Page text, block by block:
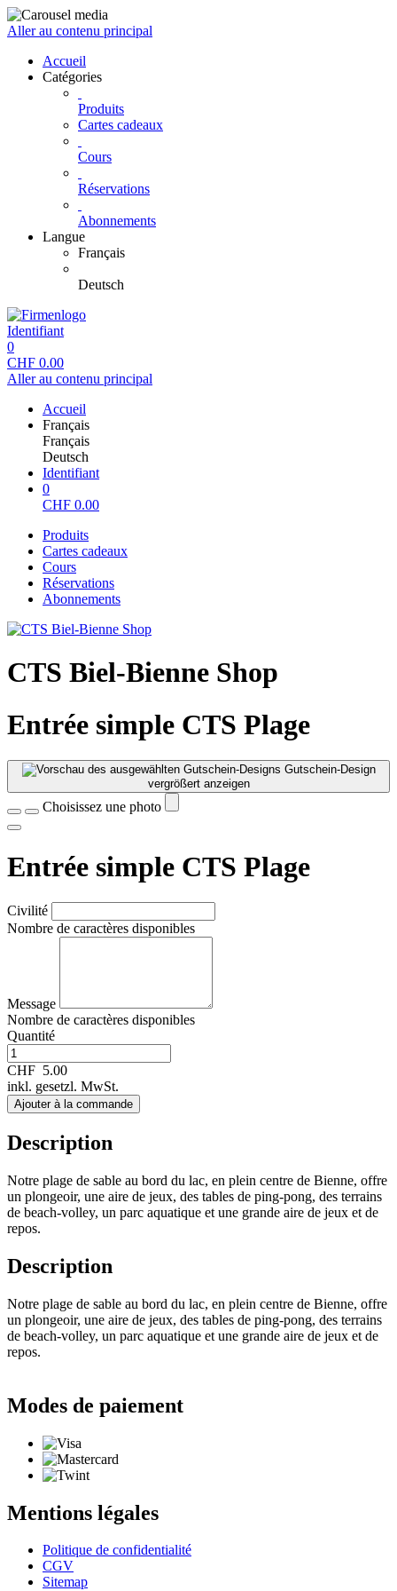
Aller au contenu principal
Accueil
Catégories
Produits
Cartes cadeaux
Cours
Réservations
Abonnements
Langue
Français
Deutsch
Identifiant
0
CHF 0.00
Aller au contenu principal
Accueil
Français
Français
Deutsch
Identifiant
0
CHF 0.00
Produits
Cartes cadeaux
Cours
Réservations
Abonnements
CTS Biel-Bienne Shop
Entrée simple CTS Plage
Gutschein-Design
vergrößert anzeigen
Choisissez une photo
Entrée simple CTS Plage
Civilité
Nombre de caractères disponibles
Message
Nombre de caractères disponibles
Quantité
CHF 5.00
inkl. gesetzl. MwSt.
Ajouter à la commande
Description
Notre plage de sable au bord du lac, en plein centre de Bienne, offre
un plongeoir, une aire de jeux, des tables de ping-pong, des terrains
de beach-volley, un parc aquatique et une grande aire de jeux et de
repos.
Description
Notre plage de sable au bord du lac, en plein centre de Bienne, offre
un plongeoir, une aire de jeux, des tables de ping-pong, des terrains
de beach-volley, un parc aquatique et une grande aire de jeux et de
repos.
Modes de paiement
Mentions légales
Politique de confidentialité
CGV
Sitemap